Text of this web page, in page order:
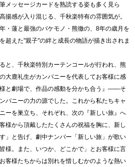
メッセージカードを熟読する姿も多く見ら
揚感が入り混じる、千秋楽特有の雰囲気が。
・蓮と最強のバケモノ・熊徹の、8年の歳月を
超えた"親子"の絆と成長の物語が描き出されま
と、千秋楽特別カーテンコールが行われ、熊
大鹿礼生がカンパニーを代表してお客様に感
と劇場で、作品の感動を分かち合う』――そ
パニーの力の源でした。これから私たちキャ
ーを巣立ち、それぞれ、次の『新しい旅』へ
様から頂戴したたくさんの祝福を胸に、新し
」と告げ、劇中ナンバー「新しい旅」が歌い
様。また、いつか、どこかで」とお客様に言
客様たちからは別れを惜しむかのような熱い